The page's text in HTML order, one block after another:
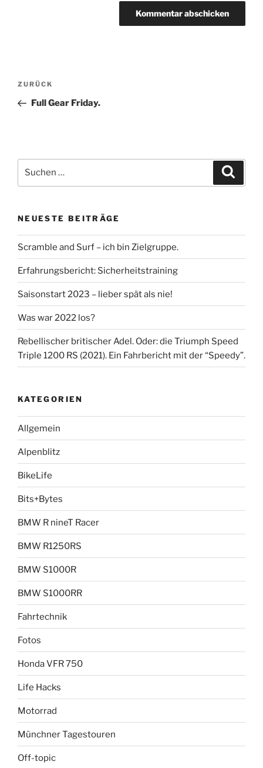
Beitragsnavigation
Vorheriger
Beitrag
ZURÜCK
Full Gear Friday.
nach:
NEUESTE BEITRÄGE
Scramble and Surf – ich bin Zielgruppe.
Erfahrungsbericht: Sicherheitstraining
Saisonstart 2023 – lieber spät als nie!
Was war 2022 los?
Rebellischer britischer Adel. Oder: die Triumph Speed
Triple 1200 RS (2021). Ein Fahrbericht mit der “Speedy”.
KATEGORIEN
Allgemein
Alpenblitz
BikeLife
Bits+Bytes
BMW R nineT Racer
BMW R1250RS
BMW S1000R
BMW S1000RR
Fahrtechnik
Fotos
Honda VFR 750
Life Hacks
Motorrad
Münchner Tagestouren
Off-topic